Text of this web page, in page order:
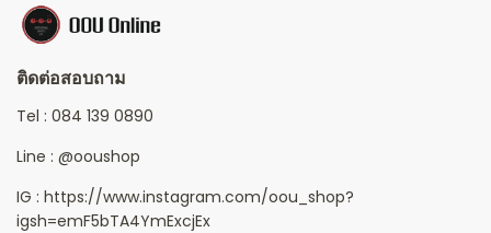
ติดต่อสอบถาม
Tel : 084 139 0890
Line : @ooushop
IG : https://www.instagram.com/oou_shop?
igsh=emF5bTA4YmExcjEx